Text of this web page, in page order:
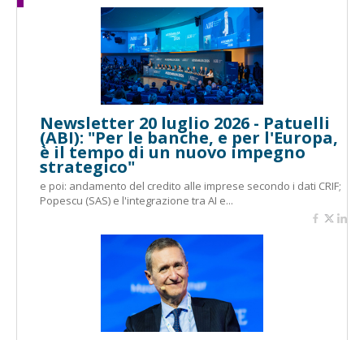
Newsletter 20 luglio 2026 - Patuelli
(ABI): "Per le banche, e per l'Europa,
è il tempo di un nuovo impegno
strategico"
e poi: andamento del credito alle imprese secondo i dati CRIF;
Popescu (SAS) e l'integrazione tra AI e...